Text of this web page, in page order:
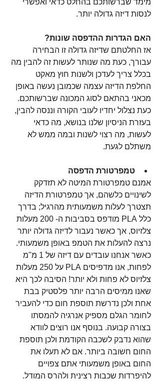
מימד שברשותכם בהחלט כדאי ואפשרי
לנסות דיזה גדולה יותר.
האם הגדרות ההדפסה שונות?
אז החלטתם שדיזה גדולה זו הבחירה
עבורך, כעת מה שנותר לעשות זה להבין מה
בכלל צריך לעדכן ולשנות חוץ מאקט
החלפת הדיזה עצמה שכמובן נעשה באופן
מכאני בהתאם לסוג המכונה שברשותכם.
כעת נצלול יחדיו לעובי הקורה וננסה להבין,
בעזרת הניסיון שלנו בנושא, מה כדאי
לעשות, מה רצוי לשנות ובמה ממש לא
משתלם לגעת.
טמפרטורת הדפסה
אמנם טמפרטורת המיטה לא תזדקק
לשינויים כלשהם, אך טמפרטורת הדיזה
תצטרך לעלות משמעותית מהרגיל; בדרך
כלל PLA מודפס בסביבות ה- 200 מעלות
צלזיוס, אך כאשר נעבור לדיזה גדולה יותר
נרצה להעלות את הטמפ באופן משמעותי.
כאשר אנחנו עובדים עם דיזה של 1 מ"מ
לפחות, אנו מדפיסים PLA על 250 מעלות
צלזיוס לא פחות ולא יותר! הסיבה לכך היא
שאנו ממיסים הרבה יותר פלסטיק בבת
אחת ולכן נדרשת תוספת חום כדי להעביר
לחומר הגלם מספיק אנרגיה להמסתו
בצורה קבועה. בנוסף אנו רוצים לוודא
שהוא נדבק לשכבה הקודמת ולכן תוספת
החום חשובה ביותר. אם לא תעלו את
החום באופן משמעותי אתם צפויים
להיפרדות שכבות רצינית ולהרס המודל.